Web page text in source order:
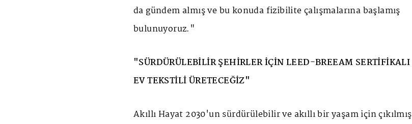
da gündem almış ve bu konuda fizibilite çalışmalarına başlamış
bulunuyoruz."
"SÜRDÜRÜLEBİLİR ŞEHİRLER İÇİNLEED-BREEAM SERTİFİKALI
EV TEKSTİLİ ÜRETECEĞİZ"
Akıllı Hayat 2030'un sürdürülebilir ve akıllı bir yaşam için çıkılmış